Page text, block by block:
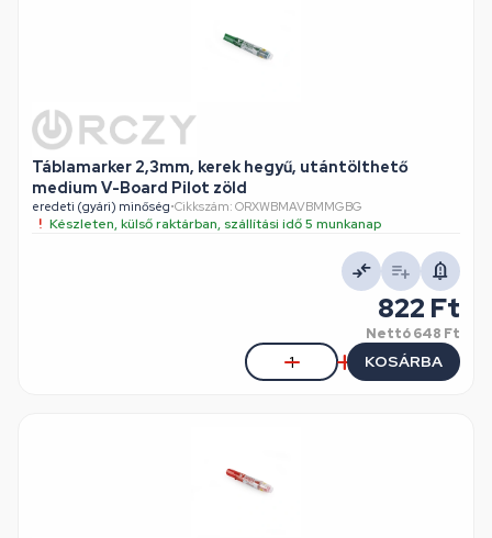
Táblamarker 2,3mm, kerek hegyű, utántölthető
medium V-Board Pilot zöld
eredeti (gyári) minőség•Cikkszám: ORXWBMAVBMMGBG
Készleten, külső raktárban, szállítási idő 5 munkanap
822 Ft
Nettó648 Ft
KOSÁRBA